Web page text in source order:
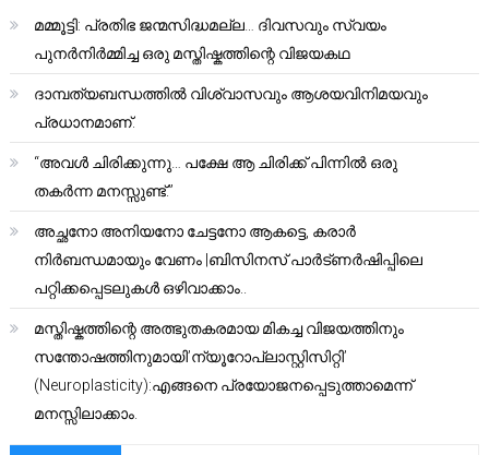
മമ്മൂട്ടി: പ്രതിഭ ജന്മസിദ്ധമല്ല… ദിവസവും സ്വയം
പുനർനിർമ്മിച്ച ഒരു മസ്തിഷ്കത്തിന്റെ വിജയകഥ
ദാമ്പത്യബന്ധത്തിൽ വിശ്വാസവും ആശയവിനിമയവും
പ്രധാനമാണ്.
“അവൾ ചിരിക്കുന്നു… പക്ഷേ ആ ചിരിക്ക് പിന്നിൽ ഒരു
തകർന്ന മനസ്സുണ്ട്.”
അച്ഛനോ അനിയനോ ചേട്ടനോ ആകട്ടെ, കരാർ
നിർബന്ധമായും വേണം |ബിസിനസ് പാർട്ണർഷിപ്പിലെ
പറ്റിക്കപ്പെടലുകൾ ഒഴിവാക്കാം..
മസ്തിഷ്കത്തിന്റെ അത്ഭുതകരമായ മികച്ച വിജയത്തിനും
സന്തോഷത്തിനുമായി’ന്യൂറോപ്ലാസ്റ്റിസിറ്റി’
(Neuroplasticity):എങ്ങനെ പ്രയോജനപ്പെടുത്താമെന്ന്
മനസ്സിലാക്കാം.